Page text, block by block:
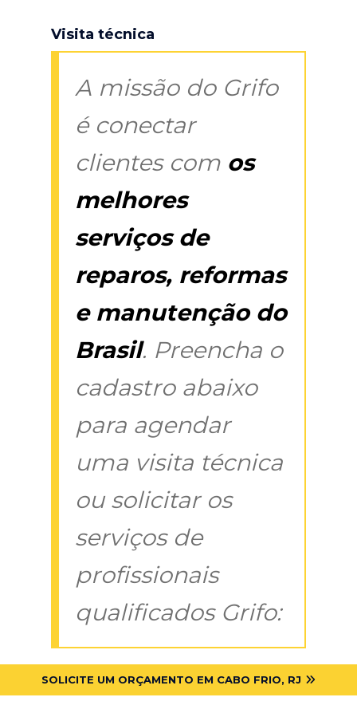
Visita técnica
A missão do Grifo
é conectar
clientes com os
melhores
serviços de
reparos, reformas
e manutenção do
Brasil. Preencha o
cadastro abaixo
para agendar
uma visita técnica
ou solicitar os
serviços de
profissionais
qualificados Grifo:
SOLICITE UM ORÇAMENTO EM CABO FRIO, RJ